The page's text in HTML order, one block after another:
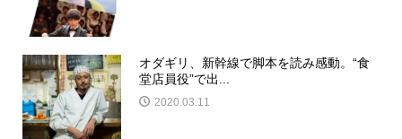
オダギリ、新幹線で脚本を読み感動。“食
堂店員役”で出...
2020.03.11